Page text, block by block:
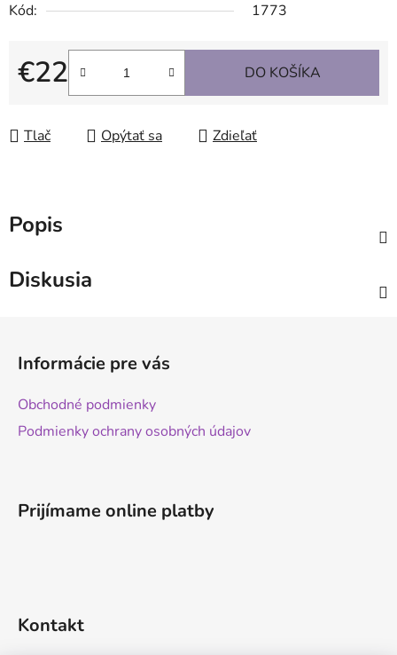
Kód:
1773
€22
Jednotková cena:
DO KOŠÍKA
Tlač Opýtať sa Zdieľať
Popis
Diskusia
Informácie pre vás
Obchodné podmienky
Podmienky ochrany osobných údajov
Prijímame online platby
Kontakt